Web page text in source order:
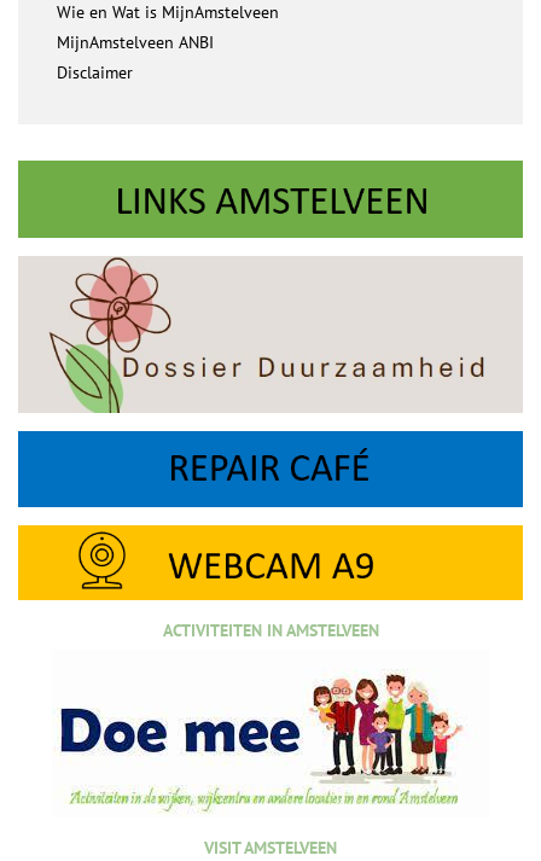
Wie en Wat is MijnAmstelveen
MijnAmstelveen ANBI
Disclaimer
ACTIVITEITEN IN AMSTELVEEN
VISIT AMSTELVEEN